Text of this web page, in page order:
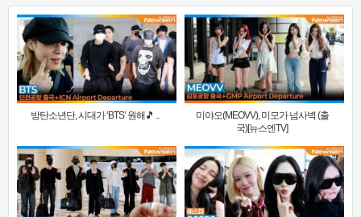
방탄소년단, 시대가 ‘BTS’ 원해🎵 ..
미야오(MEOVV), 미모가 넘사벽 (출
국)[뉴스엔TV]